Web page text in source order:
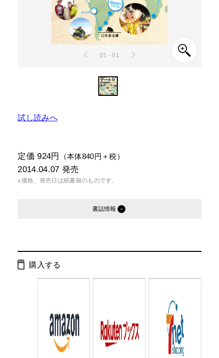
01 - 01
試し読みへ
定価 924円 （本体840円＋税）
2014.04.07 発売
※価格、発売日は紙書籍のものです。
書誌情報
ページ数：
判型： 文庫判
購入する